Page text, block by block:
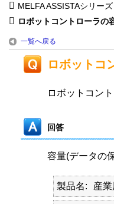
MELFA ASSISTAシリーズ
ロボットコントローラの
一覧へ戻る
ロボットコ
ロボットコン
回答
容量(データの
製品名 産